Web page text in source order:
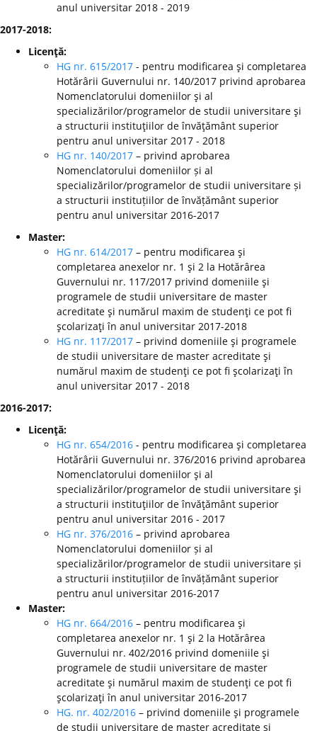
anul universitar 2018 - 2019
2017-2018:
Licenţă:
HG nr. 615/2017 - pentru modificarea şi completarea
Hotărârii Guvernului nr. 140/2017 privind aprobarea
Nomenclatorului domeniilor şi al
specializărilor/programelor de studii universitare şi
a structurii instituţiilor de învăţământ superior
pentru anul universitar 2017 - 2018
HG nr. 140/2017 – privind aprobarea
Nomenclatorului domeniilor și al
specializărilor/programelor de studii universitare și
a structurii instituțiilor de învățământ superior
pentru anul universitar 2016-2017
Master:
HG nr. 614/2017 – pentru modificarea şi
completarea anexelor nr. 1 şi 2 la Hotărârea
Guvernului nr. 117/2017 privind domeniile şi
programele de studii universitare de master
acreditate şi numărul maxim de studenţi ce pot fi
şcolarizaţi în anul universitar 2017-2018
HG nr. 117/2017 – privind domeniile şi programele
de studii universitare de master acreditate şi
numărul maxim de studenţi ce pot fi şcolarizaţi în
anul universitar 2017 - 2018
2016-2017:
Licenţă:
HG nr. 654/2016 - pentru modificarea şi completarea
Hotărârii Guvernului nr. 376/2016 privind aprobarea
Nomenclatorului domeniilor şi al
specializărilor/programelor de studii universitare şi
a structurii instituţiilor de învăţământ superior
pentru anul universitar 2016 - 2017
HG nr. 376/2016 – privind aprobarea
Nomenclatorului domeniilor și al
specializărilor/programelor de studii universitare și
a structurii instituțiilor de învățământ superior
pentru anul universitar 2016-2017
Master:
HG nr. 664/2016 – pentru modificarea şi
completarea anexelor nr. 1 şi 2 la Hotărârea
Guvernului nr. 402/2016 privind domeniile şi
programele de studii universitare de master
acreditate şi numărul maxim de studenţi ce pot fi
şcolarizaţi în anul universitar 2016-2017
HG. nr. 402/2016 – privind domeniile şi programele
de studii universitare de master acreditate şi